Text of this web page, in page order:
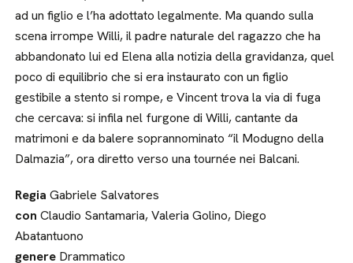
ad un figlio e l’ha adottato legalmente. Ma quando sulla
scena irrompe Willi, il padre naturale del ragazzo che ha
abbandonato lui ed Elena alla notizia della gravidanza, quel
poco di equilibrio che si era instaurato con un figlio
gestibile a stento si rompe, e Vincent trova la via di fuga
che cercava: si infila nel furgone di Willi, cantante da
matrimoni e da balere soprannominato “il Modugno della
Dalmazia”, ora diretto verso una tournée nei Balcani.
Regia Gabriele Salvatores
con Claudio Santamaria, Valeria Golino, Diego
Abatantuono
genere Drammatico